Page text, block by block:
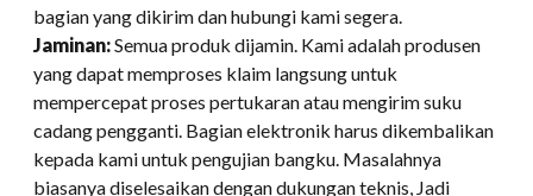
bagian yang dikirim dan hubungi kami segera.
Jaminan:Semua produk dijamin. Kami adalah produsen
yang dapat memproses klaim langsung untuk
mempercepat proses pertukaran atau mengirim suku
cadang pengganti. Bagian elektronik harus dikembalikan
kepada kami untuk pengujian bangku. Masalahnya
biasanya diselesaikan dengan dukungan teknis, Jadi